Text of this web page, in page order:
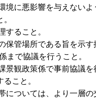
に悪影響を与えない
ること。
管場所である旨を示す
で協議を行うこと。
観政策係で事前協議
こと。
ついては、より一層